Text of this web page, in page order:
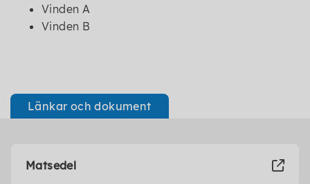
Vinden A
Vinden B
Länkar och dokument
Matsedel